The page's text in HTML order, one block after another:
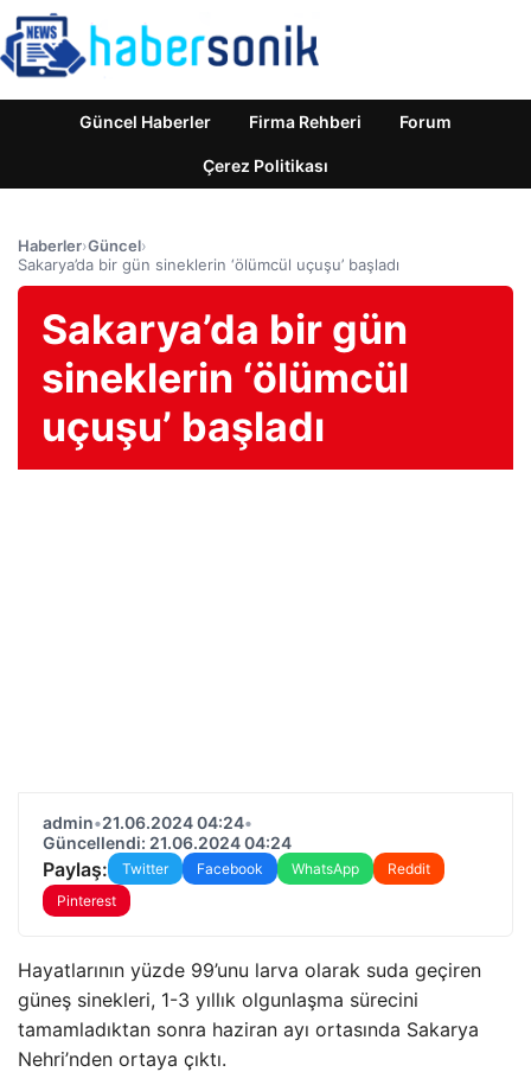
Güncel Haberler Firma Rehberi Forum
Çerez Politikası
Haberler›Güncel›
Sakarya’da bir gün sineklerin ‘ölümcül uçuşu’ başladı
Sakarya’da bir gün
sineklerin ‘ölümcül
uçuşu’ başladı
admin•21.06.2024 04:24•
Güncellendi: 21.06.2024 04:24
Paylaş: Twitter Facebook WhatsApp
Reddit
Pinterest
Hayatlarının yüzde 99’unu larva olarak suda geçiren
güneş sinekleri, 1-3 yıllık olgunlaşma sürecini
tamamladıktan sonra haziran ayı ortasında Sakarya
Nehri’nden ortaya çıktı.